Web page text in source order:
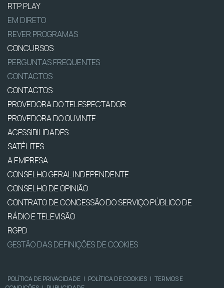
RTP PLAY
EM DIRETO
REVER PROGRAMAS
CONCURSOS
PERGUNTAS FREQUENTES
CONTACTOS
CONTACTOS
PROVEDORA DO TELESPECTADOR
PROVEDORA DO OUVINTE
ACESSIBILIDADES
SATÉLITES
A EMPRESA
CONSELHO GERAL INDEPENDENTE
CONSELHO DE OPINIÃO
CONTRATO DE CONCESSÃO DO SERVIÇO PÚBLICO DE
RÁDIO E TELEVISÃO
RGPD
GESTÃO DAS DEFINIÇÕES DE COOKIES
POLÍTICA DE PRIVACIDADE | POLÍTICA DE COOKIES | TERMOS E